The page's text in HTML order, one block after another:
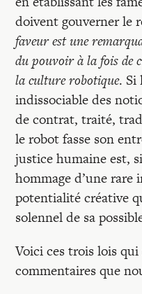
doivent gouverner le
faveur est une
du pouvoir à la fois de
la culture robotique. Si
indissociable des
de contrat, traité,
le robot fasse son
justice humaine est,
hommage d’une rare
potentialité créative
solennel de sa
Voici ces trois lois
commentaires que